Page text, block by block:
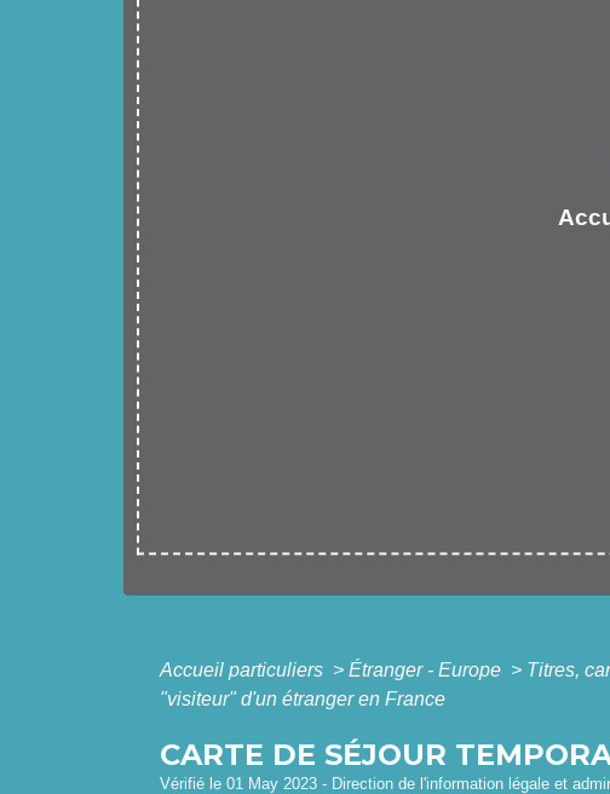
Accueil particuliers > Étranger - Europe > Titres,
"visiteur" d'un étranger en France
CARTE DE SÉJOUR
Vérifié le 01 May 2023 - Direction de l'information légale et